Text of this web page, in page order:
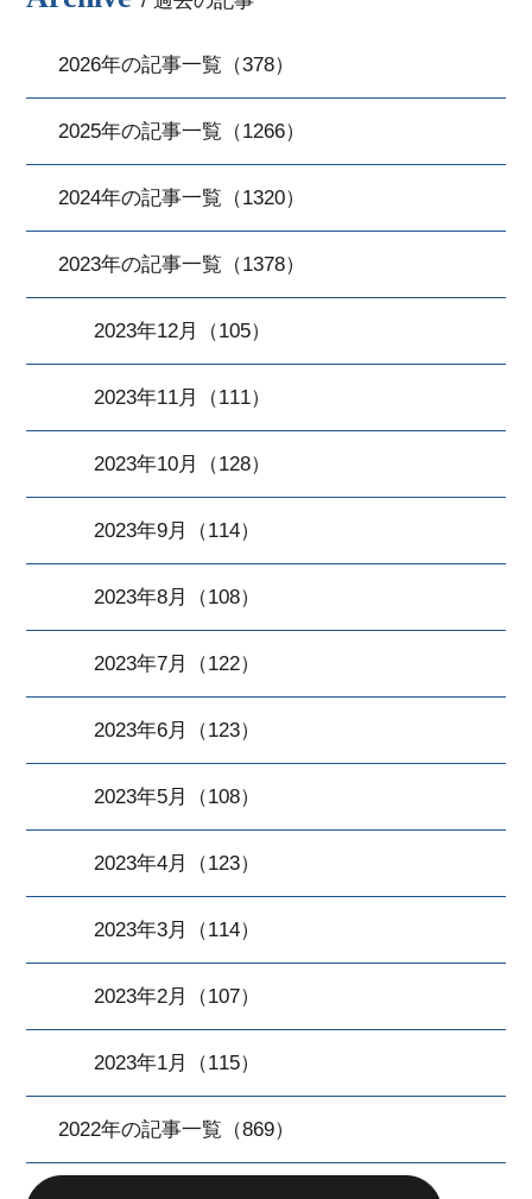
2026年の記事一覧（378）
2025年の記事一覧（1266）
2024年の記事一覧（1320）
2023年の記事一覧（1378）
2023年12月（105）
2023年11月（111）
2023年10月（128）
2023年9月（114）
2023年8月（108）
2023年7月（122）
2023年6月（123）
2023年5月（108）
2023年4月（123）
2023年3月（114）
2023年2月（107）
2023年1月（115）
2022年の記事一覧（869）